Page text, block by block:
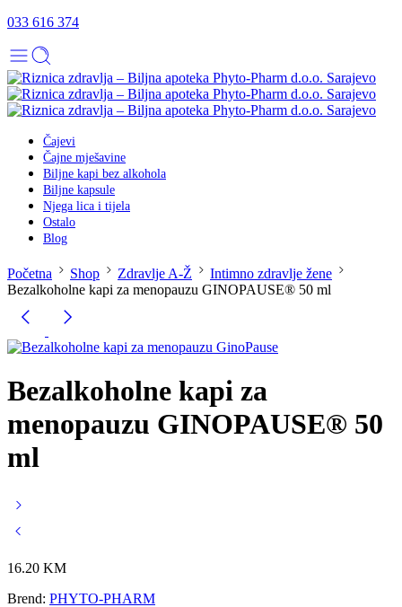
033 616 374
Čajevi
Čajne mješavine
Biljne kapi bez alkohola
Biljne kapsule
Njega lica i tijela
Ostalo
Blog
Početna Shop Zdravlje A-Ž
Intimno zdravlje žene
Bezalkoholne kapi za menopauzu GINOPAUSE® 50 ml
Bezalkoholne kapi za
menopauzu GINOPAUSE® 50
ml
16.20 KM
Brend: PHYTO-PHARM